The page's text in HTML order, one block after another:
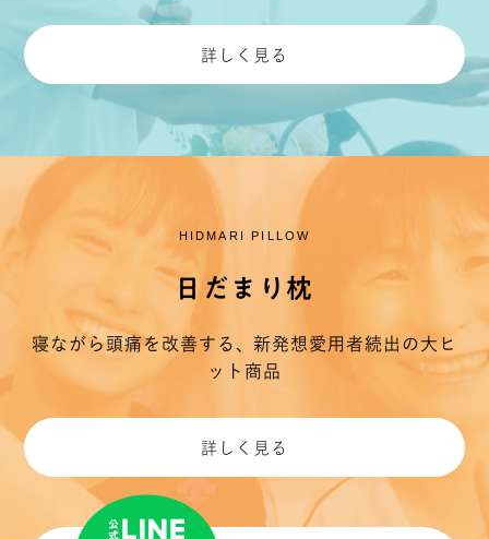
詳しく見る
HIDMARI PILLOW
日だまり枕
寝ながら頭痛を改善する、新発想 愛用者続出の大ヒ
ット商品
詳しく見る